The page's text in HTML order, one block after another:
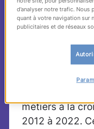
métiers
qui
Où se situe le
États-Unis
métiers à la
2012 à 2022.
d’analyser notre trafic.
quant à votre navigation sur
publicitaires et de réseaux